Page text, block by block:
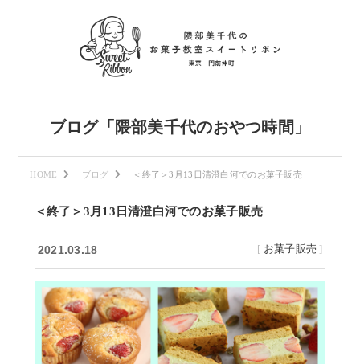
ブログ「隈部美千代のおやつ時間」
HOME ブログ ＜終了＞3月13日清澄白河でのお菓子販売
＜終了＞3月13日清澄白河でのお菓子販売
2021.03.18 [ お菓子販売 ]